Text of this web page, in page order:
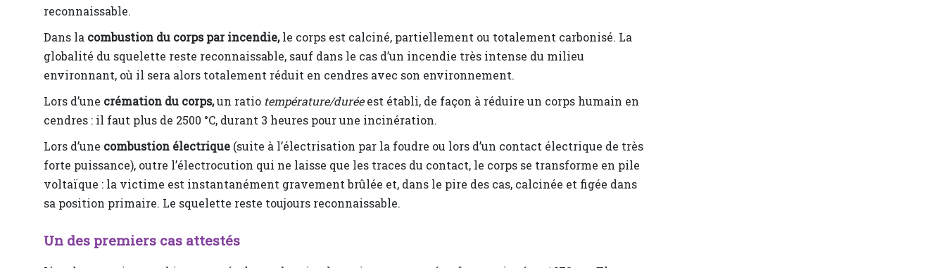
reconnaissable.
Dans la combustion du corps par incendie,le corps est calciné, partiellement ou totalement carbonisé. La
globalité du squelette reste reconnaissable, sauf dans le cas d’un incendie très intense du milieu
environnant, où il sera alors totalement réduit en cendres avec son environnement.
Lors d’une crémation du corps,un ratio température/duréeest établi, de façon à réduire un corps humain en
cendres : il faut plus de 2500 °C, durant 3 heures pour une incinération.
Lors d’une combustion électrique (suite à l’électrisation par la foudre ou lors d’un contact électrique de très
forte puissance), outre l’électrocution qui ne laisse que les traces du contact, le corps se transforme en pile
voltaïque : la victime est instantanément gravement brûlée et, dans le pire des cas, calcinée et figée dans
sa position primaire. Le squelette reste toujours reconnaissable.
Un des premiers cas attestés